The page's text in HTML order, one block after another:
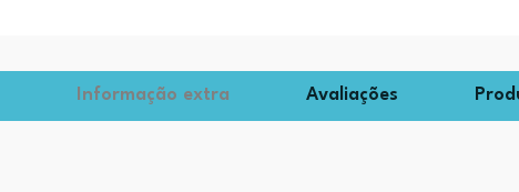
Informação extra Avaliações